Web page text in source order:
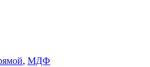
, МДФ